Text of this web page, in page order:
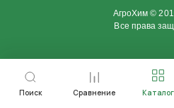
Поиск Сравнение Каталог
АгроХим ©
Все права